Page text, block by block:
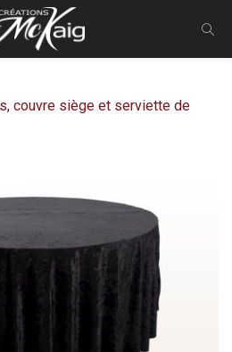
couvre siège et serviette de